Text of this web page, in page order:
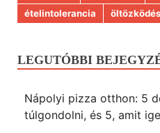
ételintolerancia
öltözködés
LEGUTÓBBI
Nápolyi pizza otthon: 5
túlgondolni, és 5, amit